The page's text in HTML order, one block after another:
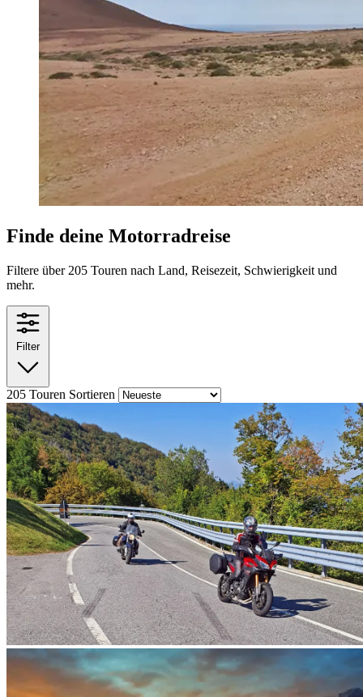
Finde deine Motorradreise
Filtere über 205 Touren nach Land, Reisezeit, Schwierigkeit und
mehr.
Filter
205 Touren Sortieren